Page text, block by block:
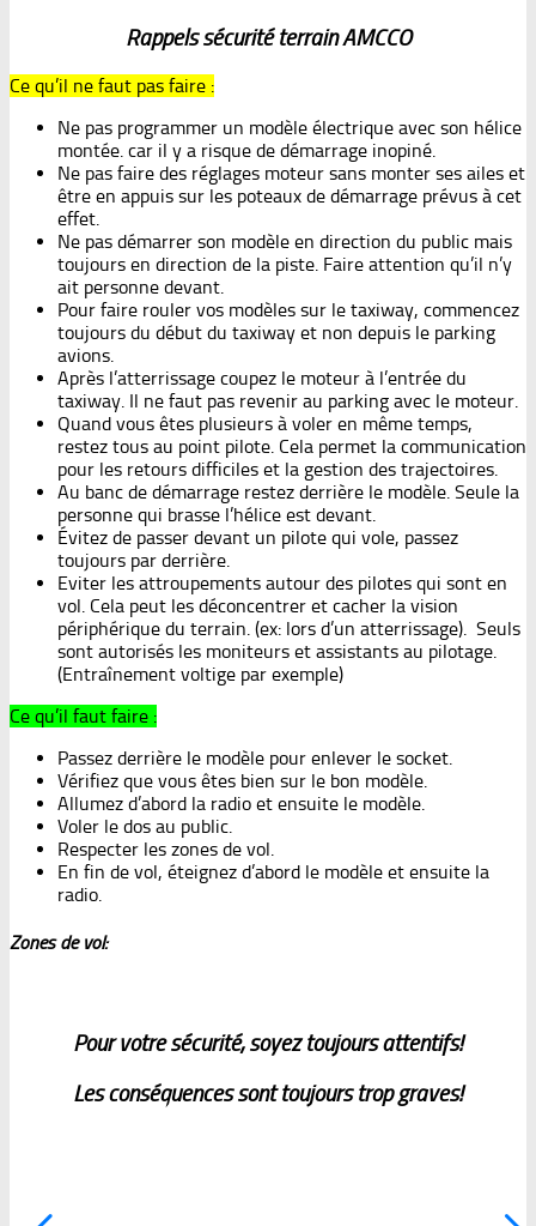
Rappels sécurité terrain AMCCO
Ce qu’il ne faut pas faire :
Ne pas programmer un modèle électrique avec son hélice
montée. car il y a risque de démarrage inopiné.
Ne pas faire des réglages moteur sans monter ses ailes et
être en appuis sur les poteaux de démarrage prévus à cet
effet.
Ne pas démarrer son modèle en direction du public mais
toujours en direction de la piste. Faire attention qu’il n’y
ait personne devant.
Pour faire rouler vos modèles sur le taxiway, commencez
toujours du début du taxiway et non depuis le parking
avions.
Après l’atterrissage coupez le moteur à l’entrée du
taxiway. Il ne faut pas revenir au parking avec le moteur.
Quand vous êtes plusieurs à voler en même temps,
restez tous au point pilote. Cela permet la communication
pour les retours difficiles et la gestion des trajectoires.
Au banc de démarrage restez derrière le modèle. Seule la
personne qui brasse l’hélice est devant.
Évitez de passer devant un pilote qui vole, passez
toujours par derrière.
Eviter les attroupements autour des pilotes qui sont en
vol. Cela peut les déconcentrer et cacher la vision
périphérique du terrain. (ex: lors d’un atterrissage). Seuls
sont autorisés les moniteurs et assistants au pilotage.
(Entraînement voltige par exemple)
Ce qu’il faut faire :
Passez derrière le modèle pour enlever le socket.
Vérifiez que vous êtes bien sur le bon modèle.
Allumez d’abord la radio et ensuite le modèle.
Voler le dos au public.
Respecter les zones de vol.
En fin de vol, éteignez d’abord le modèle et ensuite la
radio.
Zones de vol:
Pour votre sécurité, soyez toujours attentifs!
Les conséquences sont toujours trop graves!